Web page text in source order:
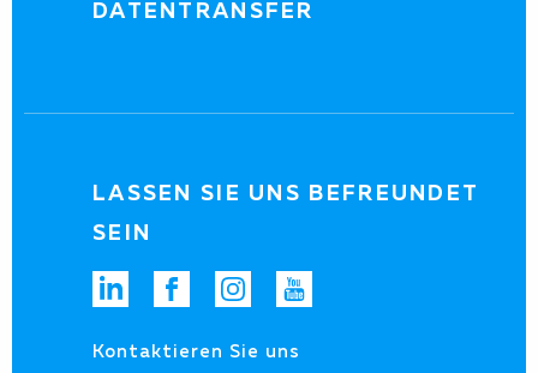
DATENTRANSFER
LASSEN SIE UNS BEFREUNDET
SEIN
Kontaktieren Sie uns